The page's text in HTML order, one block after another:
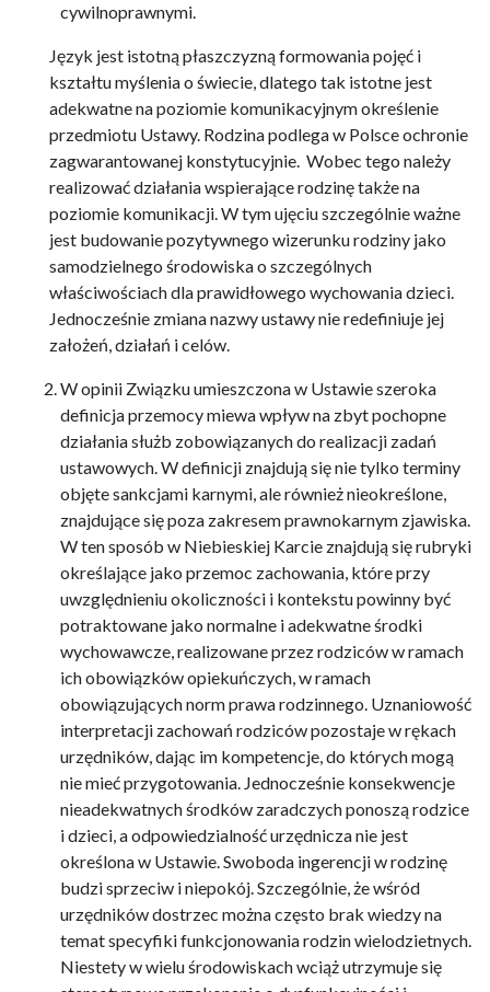
cywilnoprawnymi.
Język jest istotną płaszczyzną formowania pojęć i
kształtu myślenia o świecie, dlatego tak istotne jest
adekwatne na poziomie komunikacyjnym określenie
przedmiotu Ustawy. Rodzina podlega w Polsce ochronie
zagwarantowanej konstytucyjnie. Wobec tego należy
realizować działania wspierające rodzinę także na
poziomie komunikacji. W tym ujęciu szczególnie ważne
jest budowanie pozytywnego wizerunku rodziny jako
samodzielnego środowiska o szczególnych
właściwościach dla prawidłowego wychowania dzieci.
Jednocześnie zmiana nazwy ustawy nie redefiniuje jej
założeń, działań i celów.
W opinii Związku umieszczona w Ustawie szeroka
definicja przemocy miewa wpływ na zbyt pochopne
działania służb zobowiązanych do realizacji zadań
ustawowych. W definicji znajdują się nie tylko terminy
objęte sankcjami karnymi, ale również nieokreślone,
znajdujące się poza zakresem prawnokarnym zjawiska.
W ten sposób w Niebieskiej Karcie znajdują się rubryki
określające jako przemoc zachowania, które przy
uwzględnieniu okoliczności i kontekstu powinny być
potraktowane jako normalne i adekwatne środki
wychowawcze, realizowane przez rodziców w ramach
ich obowiązków opiekuńczych, w ramach
obowiązujących norm prawa rodzinnego. Uznaniowość
interpretacji zachowań rodziców pozostaje w rękach
urzędników, dając im kompetencje, do których mogą
nie mieć przygotowania. Jednocześnie konsekwencje
nieadekwatnych środków zaradczych ponoszą rodzice
i dzieci, a odpowiedzialność urzędnicza nie jest
określona w Ustawie. Swoboda ingerencji w rodzinę
budzi sprzeciw i niepokój. Szczególnie, że wśród
urzędników dostrzec można często brak wiedzy na
temat specyfiki funkcjonowania rodzin wielodzietnych.
Niestety w wielu środowiskach wciąż utrzymuje się